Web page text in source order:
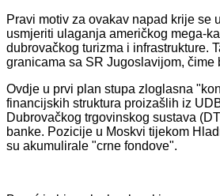
Pravi motiv za ovakav napad krije
usmjeriti ulaganja američkog mega-
dubrovačkog turizma i infrastrukture.
granicama sa SR Jugoslavijom,
Ovdje u prvi plan stupa zloglasna
financijskih struktura proizašlih iz
Dubrovačkog trgovinskog sustava
banke. Pozicije u Moskvi tijekom
su akumulirale "crne fondove".